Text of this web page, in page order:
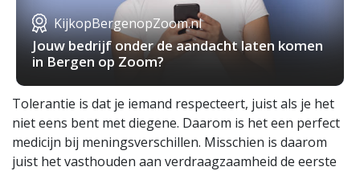
KijkopBergenopZoom.nl
Jouw bedrijf onder de aandacht laten komen
in Bergen op Zoom?
Tolerantie is dat je iemand respecteert, juist als je het
niet eens bent met diegene. Daarom is het een perfect
medicijn bij meningsverschillen. Misschien is daarom
juist het vasthouden aan verdraagzaamheid de eerste